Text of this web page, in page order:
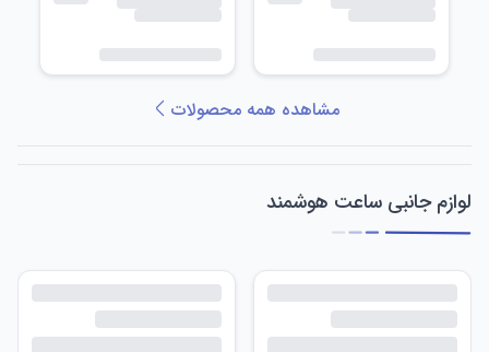
مشاهده همه محصولات
لوازم جانبی ساعت هوشمند